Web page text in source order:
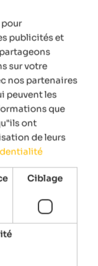
everything you need:
equipped kitchen.
apartments with
and drying facilities. A
wonderful! The
strategic location
publicités et
sur votre
nos partenaires
peuvent les
que
ont
de leurs
Ciblage